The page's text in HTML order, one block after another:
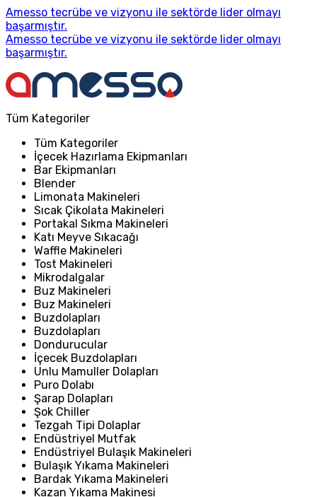
Amesso tecrübe ve vizyonu ile sektörde lider olmayı
başarmıştır.
Amesso tecrübe ve vizyonu ile sektörde lider olmayı
başarmıştır.
Tüm Kategoriler
Tüm Kategoriler
İçecek Hazırlama Ekipmanları
Bar Ekipmanları
Blender
Limonata Makineleri
Sıcak Çikolata Makineleri
Portakal Sıkma Makineleri
Katı Meyve Sıkacağı
Waffle Makineleri
Tost Makineleri
Mikrodalgalar
Buz Makineleri
Buz Makineleri
Buzdolapları
Buzdolapları
Dondurucular
İçecek Buzdolapları
Unlu Mamuller Dolapları
Puro Dolabı
Şarap Dolapları
Şok Chiller
Tezgah Tipi Dolaplar
Endüstriyel Mutfak
Endüstriyel Bulaşık Makineleri
Bulaşık Yıkama Makineleri
Bardak Yıkama Makineleri
Kazan Yıkama Makinesi